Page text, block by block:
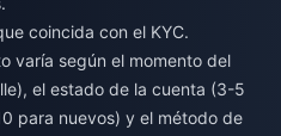
coincida con el KYC.
varía según el momento del
el estado de la cuenta (3-5
para nuevos) y el método de